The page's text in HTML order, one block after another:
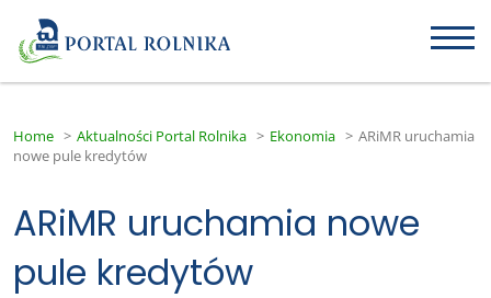
Home > Aktualności Portal Rolnika > Ekonomia > ARiMR uruchamia
nowe pule kredytów
ARiMR uruchamia nowe
pule kredytów